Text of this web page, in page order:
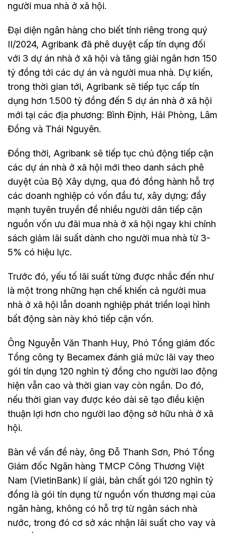
người mua nhà ở xã hội.
Đại diện ngân hàng cho biết tính riêng trong quý
II/2024, Agribank đã phê duyệt cấp tín dụng đối
với 3 dự án nhà ở xã hội và tăng giải ngân hơn 150
tỷ đồng tới các dự án và người mua nhà. Dự kiến,
trong thời gian tới, Agribank sẽ tiếp tục cấp tín
dụng hơn 1.500 tỷ đồng đến 5 dự án nhà ở xã hội
mới tại các địa phương: Bình Định, Hải Phòng, Lâm
Đồng và Thái Nguyên.
Đồng thời, Agribank sẽ tiếp tục chủ động tiếp cận
các dự án nhà ở xã hội mới theo danh sách phê
duyệt của Bộ Xây dựng, qua đó đồng hành hỗ trợ
các doanh nghiệp có vốn đầu tư, xây dựng; đẩy
mạnh tuyên truyền để nhiều người dân tiếp cận
nguồn vốn ưu đãi mua nhà ở xã hội ngay khi chính
sách giảm lãi suất dành cho người mua nhà từ 3-
5% có hiệu lực.
Trước đó, yếu tố lãi suất từng được nhắc đến như
là một trong những hạn chế khiến cả người mua
nhà ở xã hội lẫn doanh nghiệp phát triển loại hình
bất động sản này khó tiếp cận vốn.
Ông Nguyễn Văn Thanh Huy, Phó Tổng giám đốc
Tổng công ty Becamex đánh giá mức lãi vay theo
gói tín dụng 120 nghìn tỷ đồng cho người lao động
hiện vẫn cao và thời gian vay còn ngắn. Do đó,
nếu thời gian vay được kéo dài sẽ tạo điều kiện
thuận lợi hơn cho người lao động sở hữu nhà ở xã
hội.
Bàn về vấn đề này, ông Đỗ Thanh Sơn, Phó Tổng
Giám đốc Ngân hàng TMCP Công Thương Việt
Nam (VietinBank) lí giải, bản chất gói 120 nghìn tỷ
đồng là gói tín dụng từ nguồn vốn thương mại của
ngân hàng, không có hỗ trợ từ ngân sách nhà
nước, trong đó cơ sở xác nhận lãi suất cho vay và